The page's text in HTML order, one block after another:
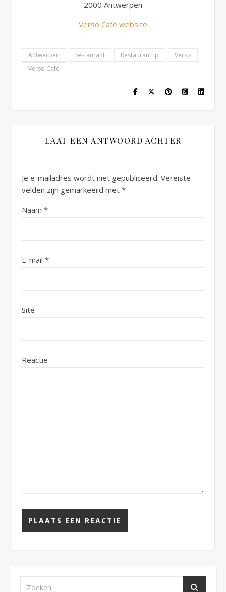
2000 Antwerpen
Verso Café website
Antwerpen restaurant Restauranttip
Verso
Verso Café
LAAT EEN ANTWOORD ACHTER
Je e-mailadres wordt niet gepubliceerd. Vereiste
velden zijn gemarkeerd met *
Naam *
E-mail *
Site
Reactie